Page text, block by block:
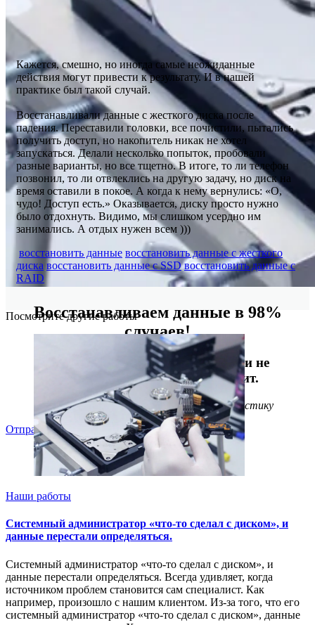
Восстанавливаем данные в 98%
случаев!
Даже, если носитель информации не
определяется, стучит или пищит.
Отправьте заявку на бесплатную
диагностику
Отправить
Кажется, смешно, но иногда самые неожиданные
действия могут привести к результату. И в нашей
практике был такой случай.
Восстанавливали данные с жесткого диска после
падения. Переставили головки, все почистили, пытались
получить доступ, но накопитель никак не хотел
запускаться. Делали несколько попыток, пробовали
разные варианты, но все тщетно. В итоге, то ли телефон
позвонил, то ли отвлеклись на другую задачу, но диск на
время оставили в покое. А когда к нему вернулись: «О,
чудо! Доступ есть.» Оказывается, диску просто нужно
было отдохнуть. Видимо, мы слишком усердно им
занимались. А отдых нужен всем )))
восстановить данные восстановить данные с жесткого
диска восстановить данные с SSD восстановить данные c
RAID
Посмотрите другие работы
Наши работы
Системный администратор «что-то сделал с диском», и
данные перестали определяться.
Системный администратор «что-то сделал с диском», и
данные перестали определяться. Всегда удивляет, когда
источником проблем становится сам специалист. Как
например, произошло с нашим клиентом. Из-за того, что его
системный администратор «что-то сделал с диском», данные